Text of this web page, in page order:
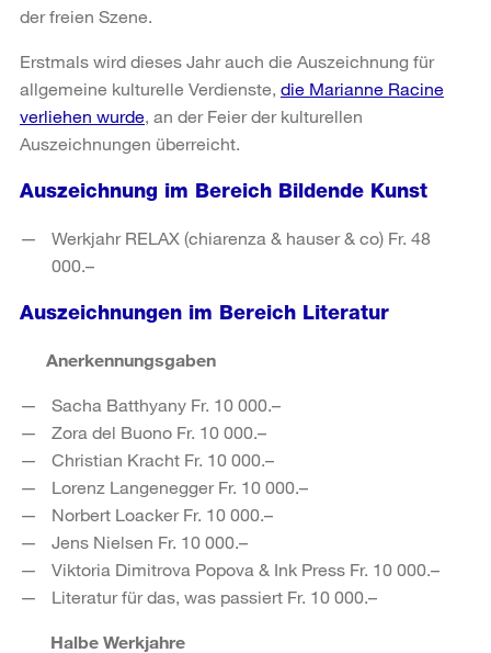
der freien Szene.
Erstmals wird dieses Jahr auch die Auszeichnung für
allgemeine kulturelle Verdienste, die Marianne Racine
verliehen wurde , an der Feier der kulturellen
Auszeichnungen überreicht.
Auszeichnung im Bereich Bildende Kunst
Werkjahr RELAX (chiarenza & hauser & co) Fr. 48
000.–
Auszeichnungen im Bereich Literatur
Anerkennungsgaben
Sacha Batthyany Fr. 10 000.–
Zora del Buono Fr. 10 000.–
Christian Kracht Fr. 10 000.–
Lorenz Langenegger Fr. 10 000.–
Norbert Loacker Fr. 10 000.–
Jens Nielsen Fr. 10 000.–
Viktoria Dimitrova Popova & Ink Press Fr. 10 000.–
Literatur für das, was passiert Fr. 10 000.–
Halbe Werkjahre